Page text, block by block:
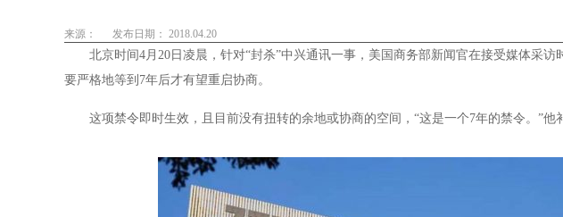
来源： 发布日期： 2018.04.20
北京时间4月20日凌晨，针对“封杀”中兴通讯一事，美国商务部新闻官在接受媒体采访
要严格地等到7年后才有望重启协商。
这项禁令即时生效，且目前没有扭转的余地或协商的空间，“这是一个7年的禁令。”他